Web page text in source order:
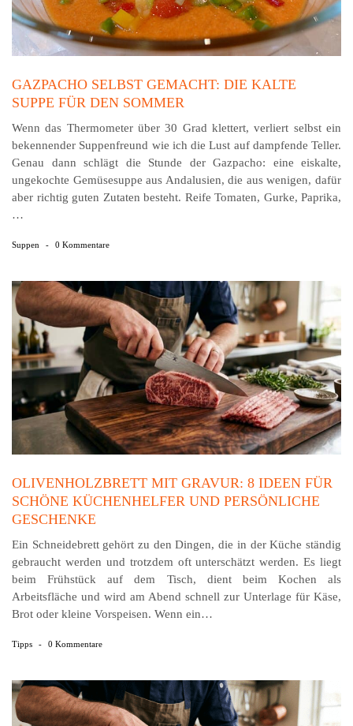
GAZPACHO SELBST GEMACHT: DIE KALTE
SUPPE FÜR DEN SOMMER
Wenn das Thermometer über 30 Grad klettert, verliert selbst ein
bekennender Suppenfreund wie ich die Lust auf dampfende Teller.
Genau dann schlägt die Stunde der Gazpacho: eine eiskalte,
ungekochte Gemüsesuppe aus Andalusien, die aus wenigen, dafür
aber richtig guten Zutaten besteht. Reife Tomaten, Gurke, Paprika,
…
Suppen - 0 Kommentare
OLIVENHOLZBRETT MIT GRAVUR: 8 IDEEN FÜR
SCHÖNE KÜCHENHELFER UND PERSÖNLICHE
GESCHENKE
Ein Schneidebrett gehört zu den Dingen, die in der Küche ständig
gebraucht werden und trotzdem oft unterschätzt werden. Es liegt
beim Frühstück auf dem Tisch, dient beim Kochen als
Arbeitsfläche und wird am Abend schnell zur Unterlage für Käse,
Brot oder kleine Vorspeisen. Wenn ein…
Tipps - 0 Kommentare